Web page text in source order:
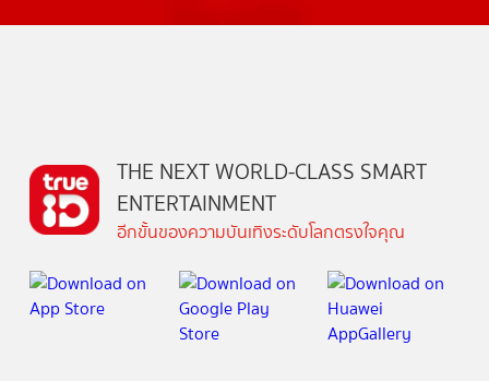
THE NEXT WORLD-CLASS SMART
ENTERTAINMENT
อีกขั้นของความบันเทิงระดับโลกตรงใจคุณ